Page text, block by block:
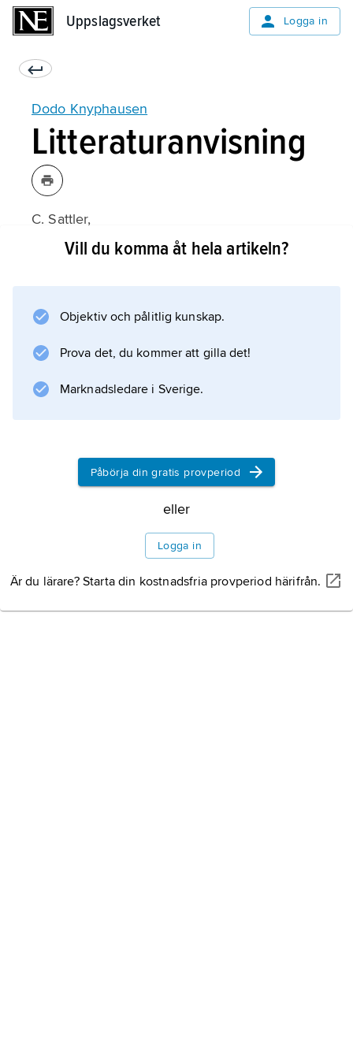
Uppslagsverket Logga in
Dodo Knyphausen
Litteraturanvisning
C. Sattler,
Reichsfreiherr Dodo zu Innhausen und
Information om artikeln
Vill du komma åt hela artikeln?
Objektiv och pålitlig kunskap.
Prova det, du kommer att gilla det!
Marknadsledare i Sverige.
Påbörja din gratis provperiod
eller
Logga in
Är du lärare? Starta din kostnadsfria provperiod härifrån.